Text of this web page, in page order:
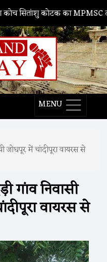
कोटक का MPMSC दौरा, युवा
MENU
जोधपूर में चांदीपूरा वायरस से
गांव निवासी
वायरस से